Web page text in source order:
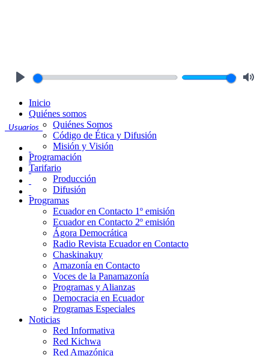
Usuarios
Inicio
Quiénes somos
Quiénes Somos
Código de Ética y Difusión
Misión y Visión
Programación
Tarifario
Producción
Difusión
Programas
Ecuador en Contacto 1º emisión
Ecuador en Contacto 2º emisión
Ágora Democrática
Radio Revista Ecuador en Contacto
Chaskinakuy
Amazonía en Contacto
Voces de la Panamazonía
Programas y Alianzas
Democracia en Ecuador
Programas Especiales
Noticias
Red Informativa
Red Kichwa
Red Amazónica